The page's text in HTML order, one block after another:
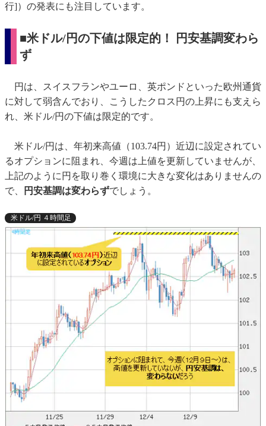
行]）の発表にも注目しています。
■米ドル/円の下値は限定的！ 円安基調変わら
ず
円は、スイスフランやユーロ、英ポンドといった欧州通貨
に対して弱含んでおり、こうしたクロス円の上昇にも支えら
れ、米ドル/円の下値は限定的です。
米ドル/円は、年初来高値（103.74円）近辺に設定されてい
るオプションに阻まれ、今週は上値を更新していませんが、
上記のように円を取り巻く環境に大きな変化はありませんの
で、
円安基調は変わらずでしょう。
米ドル/円 ４時間足